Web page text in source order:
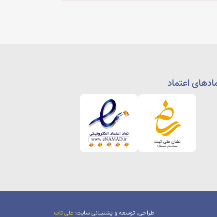
اعتماد
طراحی، توسعه و پشتیبانی سایت: علی تات